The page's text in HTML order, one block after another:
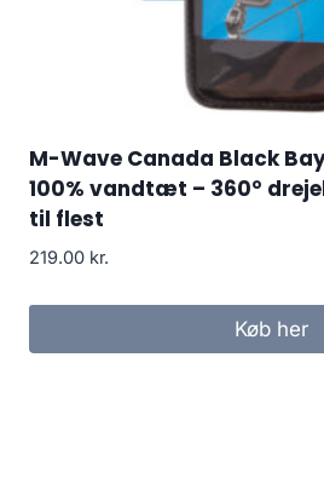
M-Wave Canada Black
100% vandtæt – 360°
til flest
219.00 kr.
Køb her